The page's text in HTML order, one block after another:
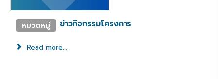
หมวดหมู่ ข่าวกิจกรรมโครงการ
Read more...